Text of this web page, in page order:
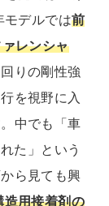
モデルでは前
レンシャ
りの剛性強
を視野に入
中でも「車
た」という
ら見ても興
造用接着剤の